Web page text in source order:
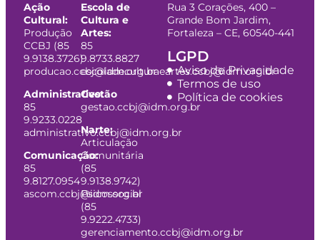
Ação
Cultural:
Produção
CCBJ (85
9.9138.3726)
producao.ccbj@idm.org.br
Administrativo:
85
9.9233.0228
administrativo.ccbj@idm.org.br
Comunicação:
85
9.8127.0954
ascom.ccbj@idm.org.br
Escola de
Cultura e
Artes:
85
9.8733.8827
escoladeculturaeartes.ccbj@idm.org.br
Gestão
gestao.ccbj@idm.org.br
Narte:
Articulação
Comunitária
(85
9.9138.9742)
Psicossocial
(85
9.9222.4733)
gerenciamento.ccbj@idm.org.br
Rua 3 Corações, 400 –
Grande Bom Jardim,
Fortaleza – CE, 60540-441
LGPD
Aviso de Privacidade
Termos de uso
Política de cookies